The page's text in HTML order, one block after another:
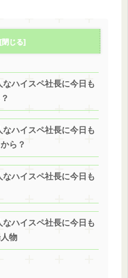
なハイスペ社長に今日も
なハイスペ社長に今日も
ら？
なハイスペ社長に今日も
なハイスペ社長に今日も
物